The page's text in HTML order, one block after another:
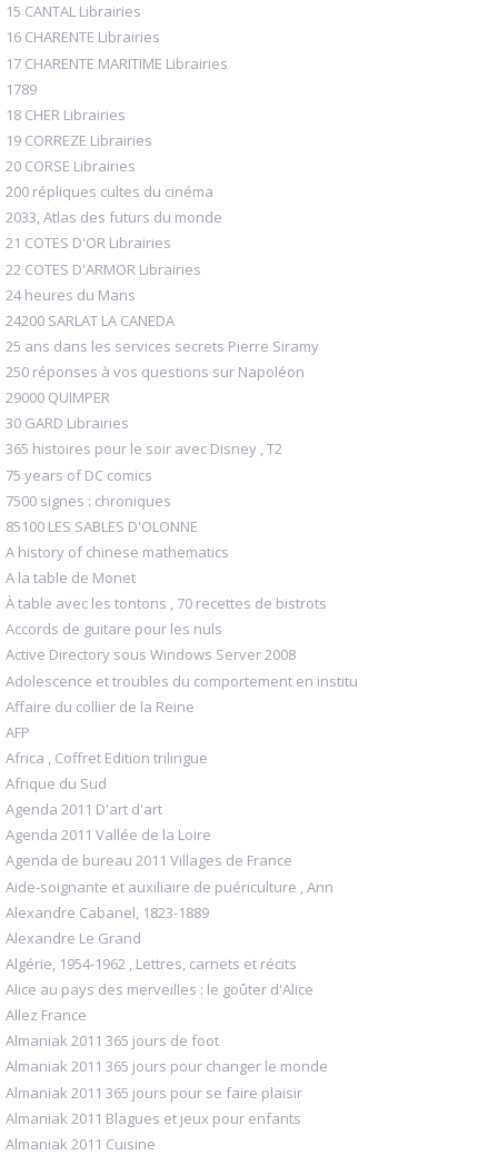
15 CANTAL Librairies
16 CHARENTE Librairies
17 CHARENTE MARITIME Librairies
1789
18 CHER Librairies
19 CORREZE Librairies
20 CORSE Librairies
200 répliques cultes du cinéma
2033, Atlas des futurs du monde
21 COTES D'OR Librairies
22 COTES D'ARMOR Librairies
24 heures du Mans
24200 SARLAT LA CANEDA
25 ans dans les services secrets Pierre Siramy
250 réponses à vos questions sur Napoléon
29000 QUIMPER
30 GARD Librairies
365 histoires pour le soir avec Disney , T2
75 years of DC comics
7500 signes : chroniques
85100 LES SABLES D'OLONNE
A history of chinese mathematics
A la table de Monet
À table avec les tontons , 70 recettes de bistrots
Accords de guitare pour les nuls
Active Directory sous Windows Server 2008
Adolescence et troubles du comportement en institu
Affaire du collier de la Reine
AFP
Africa , Coffret Edition trilingue
Afrique du Sud
Agenda 2011 D'art d'art
Agenda 2011 Vallée de la Loire
Agenda de bureau 2011 Villages de France
Aide-soignante et auxiliaire de puériculture , Ann
Alexandre Cabanel, 1823-1889
Alexandre Le Grand
Algérie, 1954-1962 , Lettres, carnets et récits
Alice au pays des merveilles : le goûter d'Alice
Allez France
Almaniak 2011 365 jours de foot
Almaniak 2011 365 jours pour changer le monde
Almaniak 2011 365 jours pour se faire plaisir
Almaniak 2011 Blagues et jeux pour enfants
Almaniak 2011 Cuisine